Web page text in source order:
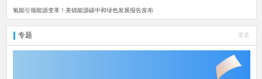
氢能引领能源变革！美锦能源碳中和绿色发展报告发布
专题 更多